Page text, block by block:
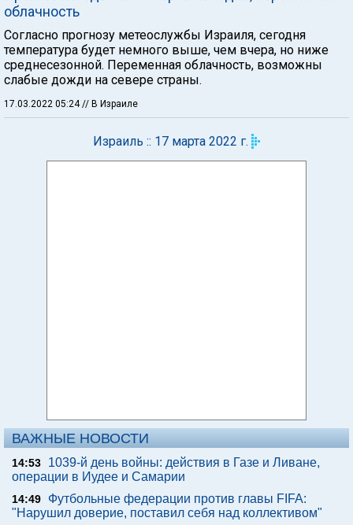
облачность
Согласно прогнозу метеослужбы Израиля, сегодня
температура будет немного выше, чем вчера, но ниже
среднесезонной. Переменная облачность, возможны
слабые дожди на севере страны.
17.03.2022 05:24 // В Израиле
Израиль :: 17 марта 2022 г.
ВАЖНЫЕ НОВОСТИ
14:53
1039-й день войны: действия в Газе и Ливане,
операции в Иудее и Самарии
14:49
Футбольные федерации против главы FIFA:
"Нарушил доверие, поставил себя над коллективом"